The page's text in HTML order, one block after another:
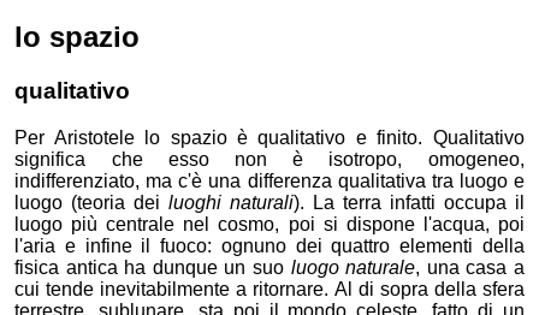
lo spazio
qualitativo
Per Aristotele lo spazio è qualitativo e finito. Qualitativo
significa che esso non è isotropo, omogeneo,
indifferenziato, ma c'è una differenza qualitativa tra luogo e
luogo (teoria deiluoghi naturali). La terra infatti occupa il
luogo più centrale nel cosmo, poi si dispone l'acqua, poi
l'aria e infine il fuoco: ognuno dei quattro elementi della
fisica antica ha dunque un suo luogo naturale, una casa a
cui tende inevitabilmente a ritornare. Al di sopra della sfera
terrestre, sublunare, sta poi il mondo celeste, fatto di un